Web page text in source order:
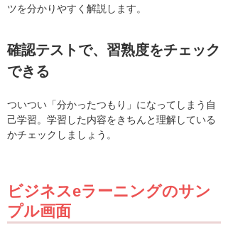
ツを分かりやすく解説します。
確認テストで、習熟度をチェック
できる
ついつい「分かったつもり」になってしまう自
己学習。学習した内容をきちんと理解している
かチェックしましょう。
ビジネスeラーニングのサン
プル画面